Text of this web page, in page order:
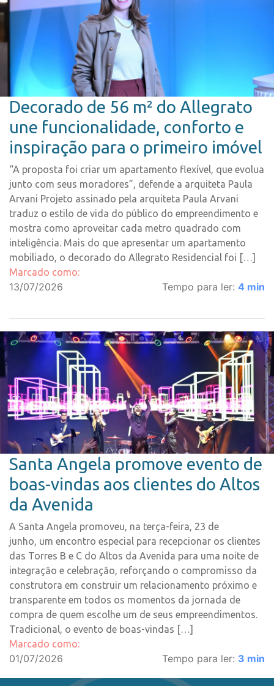
Decorado de 56 m² do Allegrato
une funcionalidade, conforto e
inspiração para o primeiro imóvel
“A proposta foi criar um apartamento flexível, que evolua
junto com seus moradores”, defende a arquiteta Paula
Arvani Projeto assinado pela arquiteta Paula Arvani
traduz o estilo de vida do público do empreendimento e
mostra como aproveitar cada metro quadrado com
inteligência. Mais do que apresentar um apartamento
mobiliado, o decorado do Allegrato Residencial foi […]
Marcado como:
13/07/2026 Tempo para ler: 4 min
Santa Angela promove evento de
boas-vindas aos clientes do Altos
da Avenida
A Santa Angela promoveu, na terça-feira, 23 de
junho, um encontro especial para recepcionar os clientes
das Torres B e C do Altos da Avenida para uma noite de
integração e celebração, reforçando o compromisso da
construtora em construir um relacionamento próximo e
transparente em todos os momentos da jornada de
compra de quem escolhe um de seus empreendimentos.
Tradicional, o evento de boas-vindas […]
Marcado como:
01/07/2026 Tempo para ler: 3 min